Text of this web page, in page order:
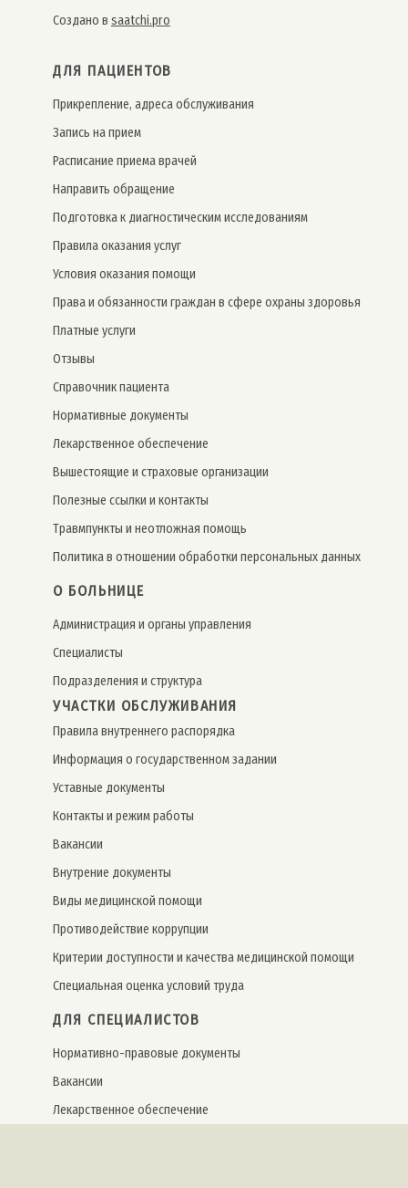
Создано в saatchi.pro
ДЛЯ ПАЦИЕНТОВ
Прикрепление, адреса обслуживания
Запись на прием
Расписание приема врачей
Направить обращение
Подготовка к диагностическим исследованиям
Правила оказания услуг
Условия оказания помощи
Права и обязанности граждан в сфере охраны здоровья
Платные услуги
Отзывы
Справочник пациента
Нормативные документы
Лекарственное обеспечение
Вышестоящие и страховые организации
Полезные ссылки и контакты
Травмпункты и неотложная помощь
Политика в отношении обработки персональных данных
О БОЛЬНИЦЕ
Администрация и органы управления
Специалисты
Подразделения и структура
УЧАСТКИ ОБСЛУЖИВАНИЯ
Правила внутреннего распорядка
Информация о государственном задании
Уставные документы
Контакты и режим работы
Вакансии
Внутрение документы
Виды медицинской помощи
Противодействие коррупции
Критерии доступности и качества медицинской помощи
Специальная оценка условий труда
ДЛЯ СПЕЦИАЛИСТОВ
Нормативно-правовые документы
Вакансии
Лекарственное обеспечение